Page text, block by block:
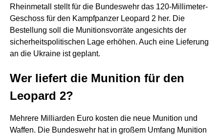
Rheinmetall stellt für die Bundeswehr das 120-Millimeter-
Geschoss für den Kampfpanzer Leopard 2 her. Die
Bestellung soll die Munitionsvorräte angesichts der
sicherheitspolitischen Lage erhöhen. Auch eine Lieferung
an die Ukraine ist geplant.
Wer liefert die Munition für den
Leopard 2?
Mehrere Milliarden Euro kosten die neue Munition und
Waffen. Die Bundeswehr hat in großem Umfang Munition